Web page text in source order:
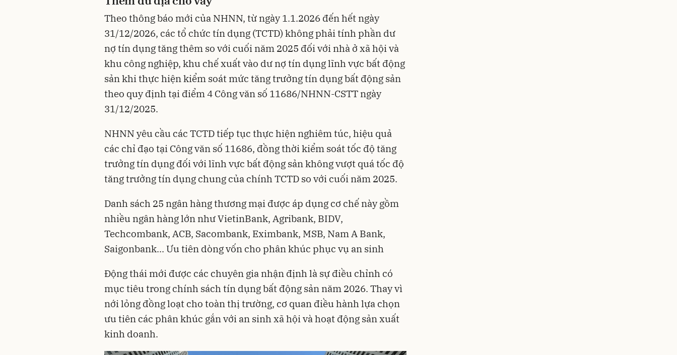
Theo thông báo mới của NHNN, từ ngày 1.1.2026 đến hết ngày
31/12/2026, các tổ chức tín dụng (TCTD) không phải tính phần dư
nợ tín dụng tăng thêm so với cuối năm 2025 đối với nhà ở xã hội và
khu công nghiệp, khu chế xuất vào dư nợ tín dụng lĩnh vực bất động
sản khi thực hiện kiểm soát mức tăng trưởng tín dụng bất động sản
theo quy định tại điểm 4 Công văn số 11686/NHNN-CSTT ngày
31/12/2025.
NHNN yêu cầu các TCTD tiếp tục thực hiện nghiêm túc, hiệu quả
các chỉ đạo tại Công văn số 11686, đồng thời kiểm soát tốc độ tăng
trưởng tín dụng đối với lĩnh vực bất động sản không vượt quá tốc độ
tăng trưởng tín dụng chung của chính TCTD so với cuối năm 2025.
Danh sách 25 ngân hàng thương mại được áp dụng cơ chế này gồm
nhiều ngân hàng lớn như VietinBank, Agribank, BIDV,
Techcombank, ACB, Sacombank, Eximbank, MSB, Nam A Bank,
Saigonbank... Ưu tiên dòng vốn cho phân khúc phục vụ an sinh
Động thái mới được các chuyên gia nhận định là sự điều chỉnh có
mục tiêu trong chính sách tín dụng bất động sản năm 2026. Thay vì
nới lỏng đồng loạt cho toàn thị trường, cơ quan điều hành lựa chọn
ưu tiên các phân khúc gắn với an sinh xã hội và hoạt động sản xuất
kinh doanh.